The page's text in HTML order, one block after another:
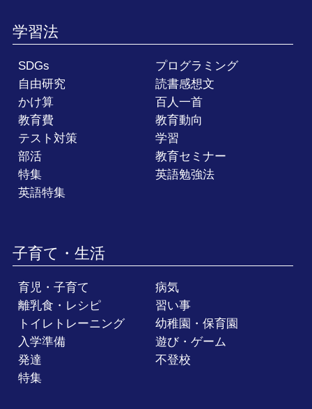
学習法
SDGs
プログラミング
自由研究
読書感想文
かけ算
百人一首
教育費
教育動向
テスト対策
学習
部活
教育セミナー
特集
英語勉強法
英語特集
子育て・生活
育児・子育て
病気
離乳食・レシピ
習い事
トイレトレーニング
幼稚園・保育園
入学準備
遊び・ゲーム
発達
不登校
特集